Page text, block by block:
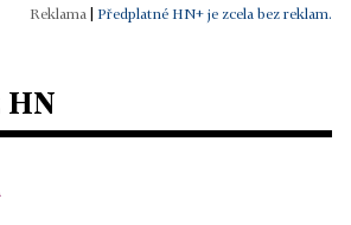
Předplatné HN+ je zcela bez reklam.
HN